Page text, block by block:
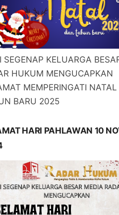
SEGENAP KELUARGA
HUKUM MENGUCAPKAN
MEMPERINGATI NATAL
BARU 2025
HARI PAHLAWAN 10